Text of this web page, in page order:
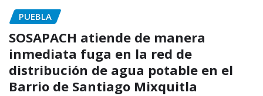
PUEBLA
SOSAPACH atiende de manera
inmediata fuga en la red de
distribución de agua potable en el
Barrio de Santiago Mixquitla